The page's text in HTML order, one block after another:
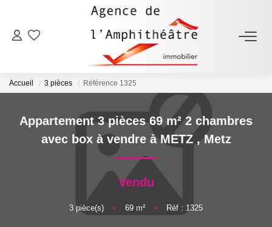
ACHETER
LOUER
ESTIMER
FAIRE GÉRER
NOTRE AGENCE
Accueil 3 pièces Référence 1325
Appartement 3 pièces 69 m² 2 chambres
avec box à vendre à METZ ,Metz
Vendu
3 pièce(s) • 69 m² • Réf : 1325